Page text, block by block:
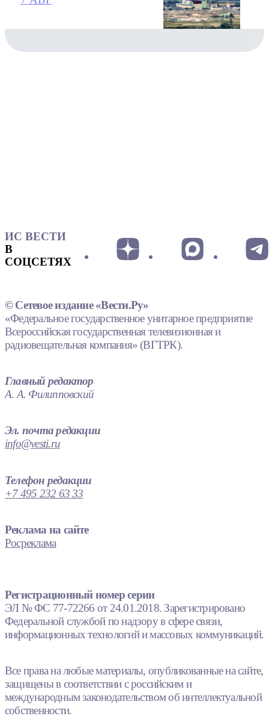
ИС ВЕСТИ
В
СОЦСЕТЯХ
© Сетевое издание «Вести.Ру»
«Федеральное государственное унитарное предприятие
Всероссийская государственная телевизионная и
радиовещательная компания» (ВГТРК).
Главный редактор
А. А. Филипповский
Эл. почта редакции
info@vesti.ru
Телефон редакции
+7 495 232 63 33
Реклама на сайте
Росреклама
Регистрационный номер серии
ЭЛ № ФС 77-72266 от 24.01.2018. Зарегистрировано
Федеральной службой по надзору в сфере связи,
информационных технологий и массовых коммуникаций.
Все права на любые материалы, опубликованные на сайте,
защищены в соответствии с российским и
международным законодательством об интеллектуальной
собственности.